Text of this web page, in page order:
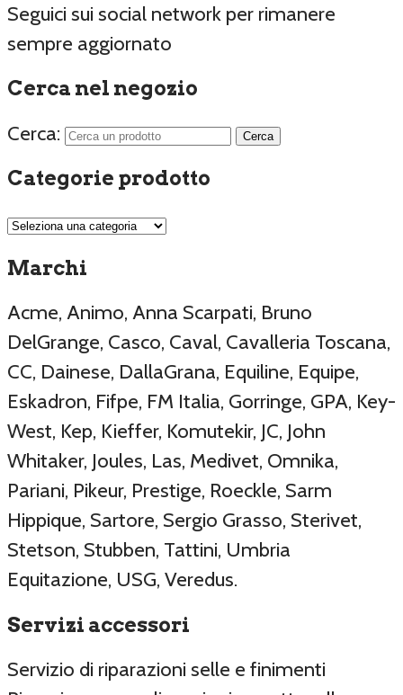
Seguici sui social network per rimanere
sempre aggiornato
Cerca nel negozio
Cerca:
Categorie prodotto
Marchi
Acme, Animo, Anna Scarpati, Bruno
DelGrange, Casco, Caval, Cavalleria Toscana,
CC, Dainese, DallaGrana, Equiline, Equipe,
Eskadron, Fifpe, FM Italia, Gorringe, GPA, Key-
West, Kep, Kieffer, Komutekir, JC, John
Whitaker, Joules, Las, Medivet, Omnika,
Pariani, Pikeur, Prestige, Roeckle, Sarm
Hippique, Sartore, Sergio Grasso, Sterivet,
Stetson, Stubben, Tattini, Umbria
Equitazione, USG, Veredus.
Servizi accessori
Servizio di riparazioni selle e finimenti